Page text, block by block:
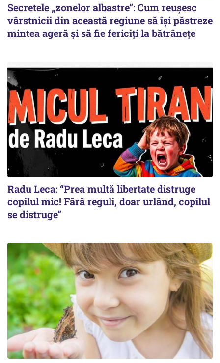
Secretele „zonelor albastre”: Cum reușesc
vârstnicii din această regiune să își păstreze
mintea ageră și să fie fericiți la bătrânețe
Radu Leca: “Prea multă libertate distruge
copilul mic! Fără reguli, doar urlând, copilul
se distruge”